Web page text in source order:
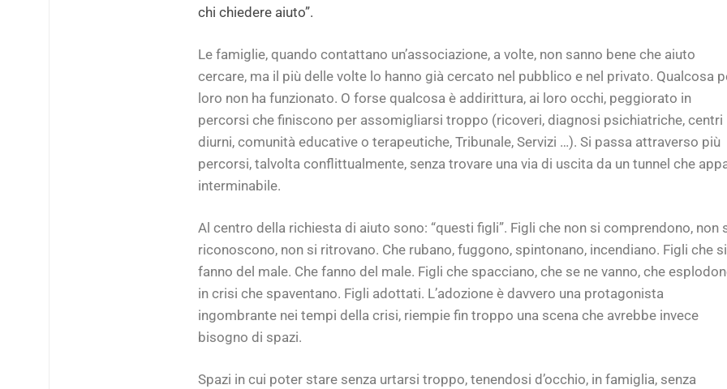
chi chiedere aiuto”.
Le famiglie, quando contattano un’associazione, a volte, non sanno bene che aiuto
cercare, ma il più delle volte lo hanno già cercato nel pubblico e nel privato. Qualcosa
loro non ha funzionato. O forse qualcosa è addirittura, ai loro occhi, peggiorato in
percorsi che finiscono per assomigliarsi troppo (ricoveri, diagnosi psichiatriche, centri
diurni, comunità educative o terapeutiche, Tribunale, Servizi …). Si passa attraverso più
percorsi, talvolta conflittualmente, senza trovare una via di uscita da un tunnel che
interminabile.
Al centro della richiesta di aiuto sono: “questi figli”. Figli che non si comprendono, non
riconoscono, non si ritrovano. Che rubano, fuggono, spintonano, incendiano. Figli che si
fanno del male. Che fanno del male. Figli che spacciano, che se ne vanno, che
in crisi che spaventano. Figli adottati. L’adozione è davvero una protagonista
ingombrante nei tempi della crisi, riempie fin troppo una scena che avrebbe invece
bisogno di spazi.
Spazi in cui poter stare senza urtarsi troppo, tenendosi d’occhio, in famiglia, senza